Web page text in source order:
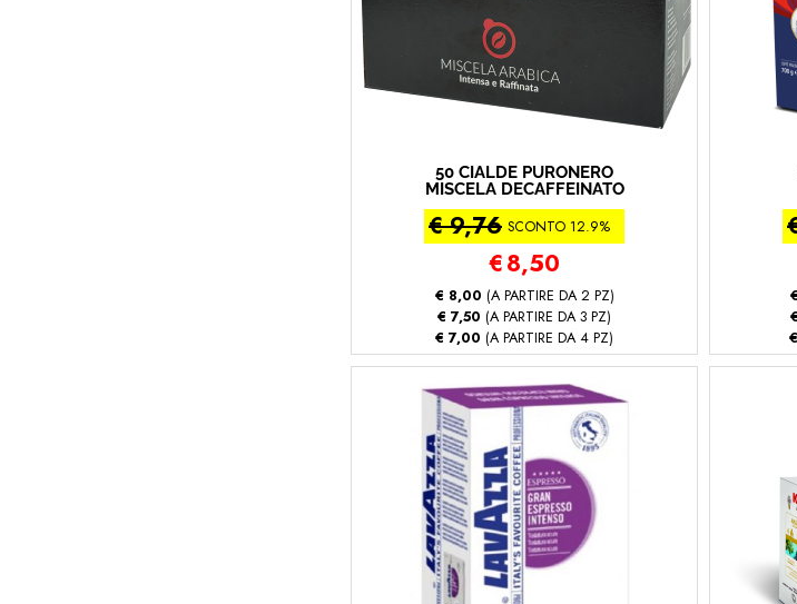
50 CIALDE PURONERO
MISCELA DECAFFEINATO
(50 - Decaffeinato)
€ 9,76 SCONTO 12.9%
€8,50
€ 8,00 (A PARTIRE DA 2 PZ)
€ 7,50 (A PARTIRE DA 3 PZ)
€ 7,00 (A PARTIRE DA 4 PZ)